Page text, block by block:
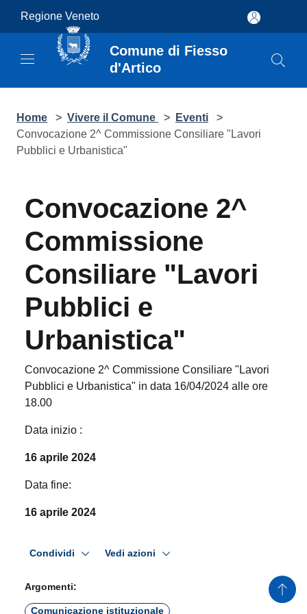
Salta al contenuto principale
Regione Veneto
Comune di Fiesso
d'Artico
Home > Vivere il Comune > Eventi >
Convocazione 2^ Commissione Consiliare "Lavori Pubblici
e Urbanistica"
Convocazione 2^
Commissione
Consiliare "Lavori
Pubblici e
Urbanistica"
Convocazione 2^ Commissione Consiliare "Lavori
Pubblici e Urbanistica" in data 16/04/2024 alle ore
18.00
Data inizio :
16 aprile 2024
Data fine:
16 aprile 2024
Condividi Vedi azioni
Argomenti: